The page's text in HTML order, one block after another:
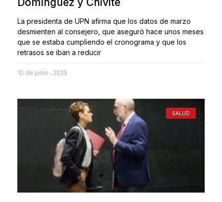
La presidenta de UPN afirma que los datos de marzo
desmienten al consejero, que aseguró hace unos meses
que se estaba cumpliendo el cronograma y que los
retrasos se iban a reducir
10 de junio , 2025
SALUD